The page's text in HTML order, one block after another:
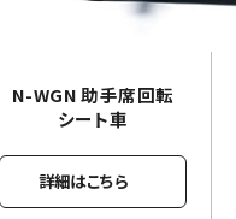
N-WGN 助手席回転
シート車
詳細はこちら